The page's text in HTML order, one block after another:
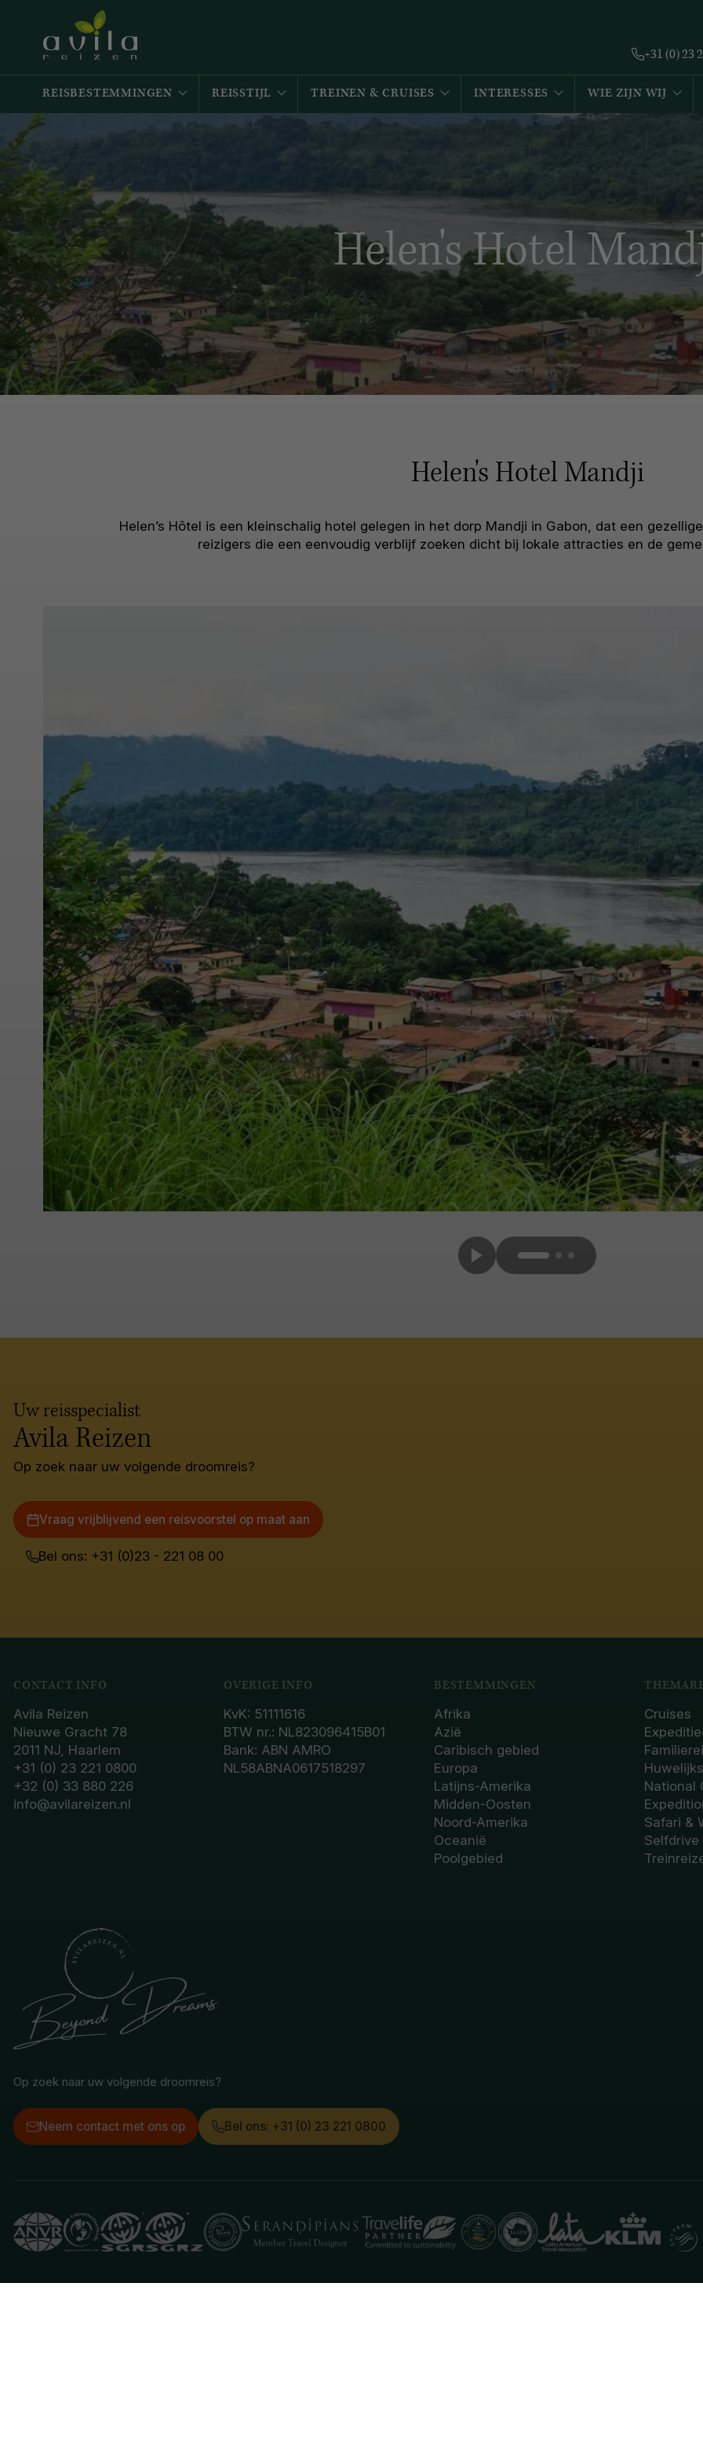
+31 (0) 23
REISBESTEMMINGEN REISSTIJL TREINEN & CRUISES INTERESSES WIE ZIJN WIJ
Helen's Hotel
Helen's Hotel Mandji
Helen’s Hôtel is een kleinschalig hotel gelegen in het dorp Mandji in Gabon, dat een
reizigers die een eenvoudig verblijf zoeken dicht bij lokale attracties en de
Uw reisspecialist
Avila Reizen
Op zoek naar uw volgende droomreis?
Vraag vrijblijvend een reisvoorstel op maat aan
Bel ons: +31 (0)23 - 221 08 00
CONTACT INFO
Avila Reizen
Nieuwe Gracht 78
2011 NJ, Haarlem
+31 (0) 23 221 0800
+32 (0) 33 880 226
info@avilareizen.nl
OVERIGE INFO
KvK: 51111616
BTW nr.: NL823096415B01
Bank: ABN AMRO
NL58ABNA0617518297
BESTEMMINGEN
Afrika
Azië
Caribisch gebied
Europa
Latijns-Amerika
Midden-Oosten
Noord-Amerika
Oceanië
Poolgebied
Cruises
National
Safari &
Selfdrive
Op zoek naar uw volgende droomreis?
Neem contact met ons op Bel ons: +31 (0) 23 221 0800